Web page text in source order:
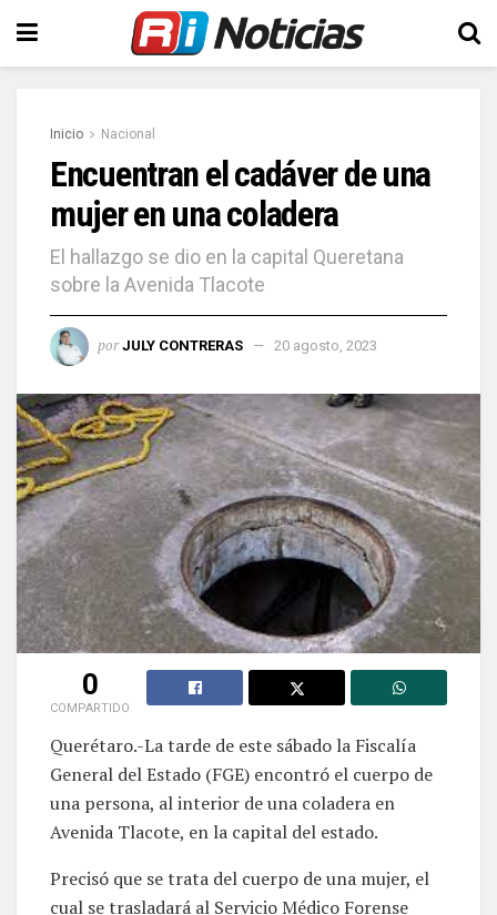
Inicio Nacional
Encuentran el cadáver de una
mujer en una coladera
El hallazgo se dio en la capital Queretana
sobre la Avenida Tlacote
por JULY CONTRERAS 20 agosto, 2023
0
COMPARTIDO
Querétaro.-La tarde de este sábado la Fiscalía
General del Estado (FGE) encontró el cuerpo de
una persona, al interior de una coladera en
Avenida Tlacote, en la capital del estado.
Precisó que se trata del cuerpo de una mujer, el
cual se trasladará al Servicio Médico Forense